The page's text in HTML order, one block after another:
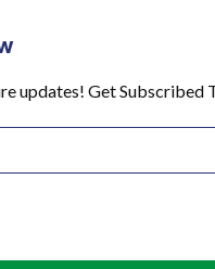
updates! Get Subscribed